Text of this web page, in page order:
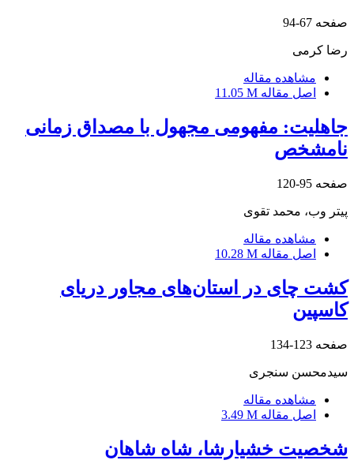
صفحه 67-94
رضا کرمی
مشاهده مقاله
اصل مقاله 11.05 M
جاهلیت: مفهومی مجهول با مصداق زمانی
نامشخص
صفحه 95-120
پیتر وب، محمد تقوی
مشاهده مقاله
اصل مقاله 10.28 M
کشت چای در استان‌های مجاور دریای
کاسپین
صفحه 123-134
سیدمحسن سنجری
مشاهده مقاله
اصل مقاله 3.49 M
شخصیت خشیارشا، شاه شاهان